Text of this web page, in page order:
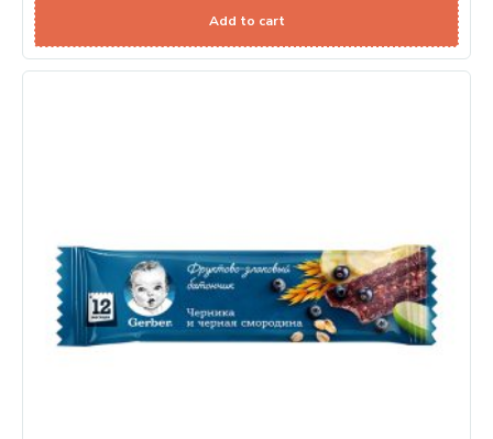
Add to cart